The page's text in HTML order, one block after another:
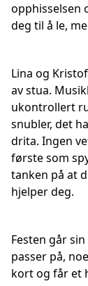
opphisselsen
deg til å le,
Lina og
av stua.
ukontrollert
snubler, det
drita. Ingen
første som
tanken på at
hjelper deg.
Festen går
passer på,
kort og får et